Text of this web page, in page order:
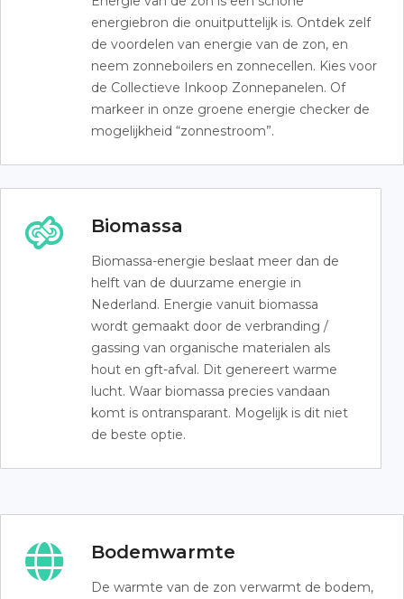
energiebron die onuitputtelijk is. Ontdek zelf
de voordelen van energie van de zon, en
neem zonneboilers en zonnecellen. Kies voor
de Collectieve Inkoop Zonnepanelen. Of
markeer in onze groene energie checker de
mogelijkheid “zonnestroom”.
Biomassa
Biomassa-energie beslaat meer dan de
helft van de duurzame energie in
Nederland. Energie vanuit biomassa
wordt gemaakt door de verbranding /
gassing van organische materialen als
hout en gft-afval. Dit genereert warme
lucht. Waar biomassa precies vandaan
komt is ontransparant. Mogelijk is dit niet
de beste optie.
Bodemwarmte
De warmte van de zon verwarmt de bodem,